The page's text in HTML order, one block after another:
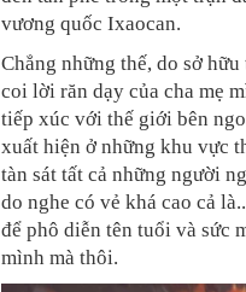
vương quốc Ixaocan.
Chẳng những thế, do sở
coi lời răn dạy của cha mẹ
tiếp xúc với thế giới bên
xuất hiện ở những khu vực
tàn sát tất cả những người
do nghe có vẻ khá cao cả
để phô diễn tên tuổi và sức
mình mà thôi.